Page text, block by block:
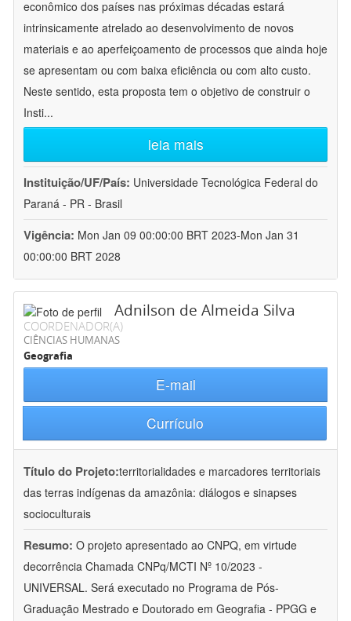
econômico dos países nas próximas décadas estará
intrinsicamente atrelado ao desenvolvimento de novos
materiais e ao aperfeiçoamento de processos que ainda hoje
se apresentam ou com baixa eficiência ou com alto custo.
Neste sentido, esta proposta tem o objetivo de construir o
Insti...
leia mais
Instituição/UF/País: Universidade Tecnológica Federal do
Paraná - PR - Brasil
Vigência: Mon Jan 09 00:00:00 BRT 2023-Mon Jan 31
00:00:00 BRT 2028
Adnilson de Almeida Silva
COORDENADOR(A)
CIÊNCIAS HUMANAS
Geografia
E-mail
Currículo
Título do Projeto:territorialidades e marcadores territoriais
das terras indígenas da amazônia: diálogos e sinapses
socioculturais
Resumo: O projeto apresentado ao CNPQ, em virtude
decorrência Chamada CNPq/MCTI Nº 10/2023 -
UNIVERSAL. Será executado no Programa de Pós-
Graduação Mestrado e Doutorado em Geografia - PPGG e